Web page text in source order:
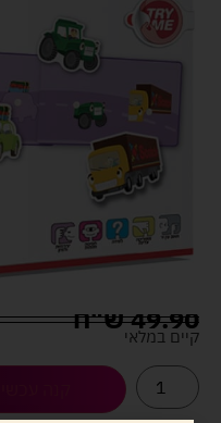
49.90ש"ח
קיים במלאי